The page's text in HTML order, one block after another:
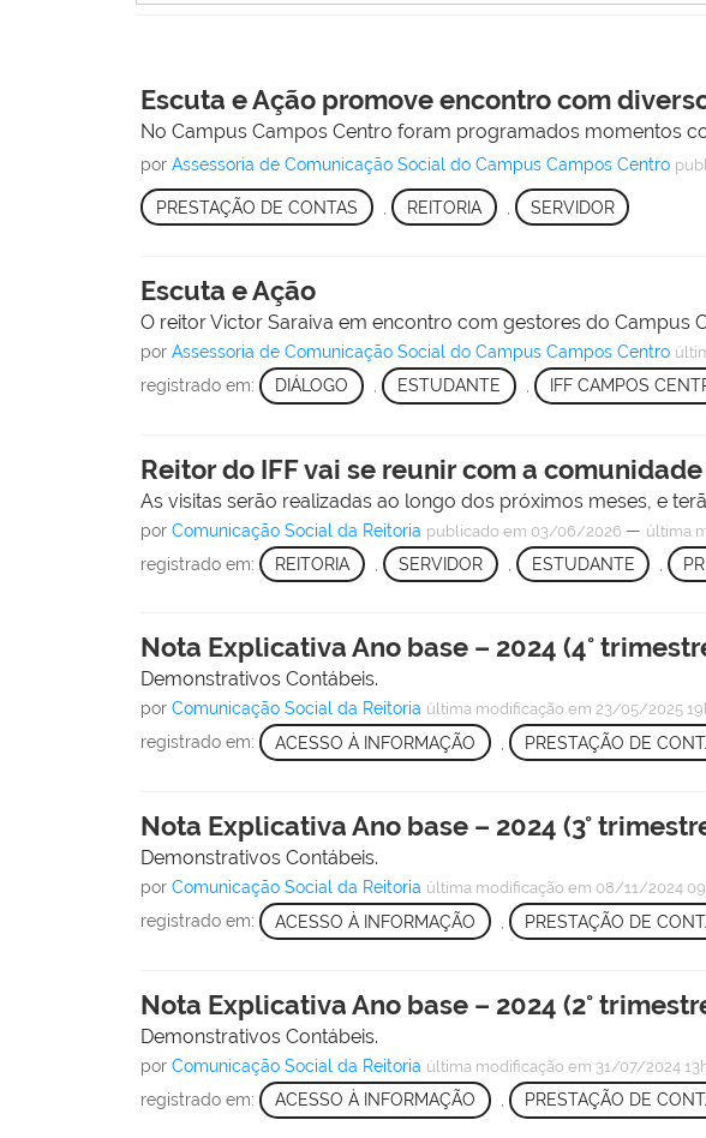
Escuta e Ação promove encontro com
No Campus Campos Centro foram programados momentos
porAssessoria de Comunicação Social do Campus Campos Centro
PRESTAÇÃO DE CONTAS REITORIA SERVIDOR
Escuta e Ação
O reitor Victor Saraiva em encontro com gestores do Campus
porAssessoria de Comunicação Social do Campus Campos Centro
registrado em: DIÁLOGO , ESTUDANTE , IFF CAMPOS
Reitor do IFF vai se reunir com a
As visitas serão realizadas ao longo dos próximos meses, e
porComunicação Social da Reitoria publicado em 03/06/2026 — última
registrado em: REITORIA SERVIDOR ESTUDANTE ,
Nota Explicativa Ano base – 2024 (4°
Demonstrativos Contábeis.
porComunicação Social da Reitoria última modificação em 23/05/2025
registrado em: ACESSO À INFORMAÇÃO PRESTAÇÃO DE
Nota Explicativa Ano base – 2024 (3°
Demonstrativos Contábeis.
porComunicação Social da Reitoria última modificação em 08/11/2024
registrado em: ACESSO À INFORMAÇÃO PRESTAÇÃO DE
Nota Explicativa Ano base – 2024 (2°
Demonstrativos Contábeis.
porComunicação Social da Reitoria última modificação em 31/07/2024
registrado em: ACESSO À INFORMAÇÃO , PRESTAÇÃO DE